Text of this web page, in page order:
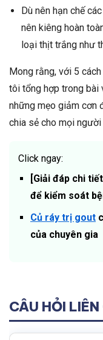
Dù nên hạn chế
nên kiêng hoàn
loại thịt trắng như
Mong rằng, với 5
tôi tổng hợp trong bài
những mẹo giảm cơn
chia sẻ cho mọi
Click ngay:
[Giải đáp chi
để kiểm soát
Củ ráy trị gout
của chuyên gia
CÂU HỎI